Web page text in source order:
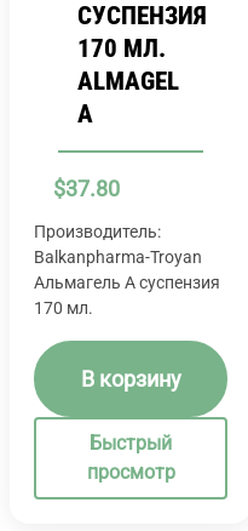
СУСПЕНЗИЯ
170 МЛ.
ALMAGEL
A
$37.80
Производитель:
Balkanpharma-Troyan
Альмагель А суспензия
170 мл.
В корзину
Быстрый
просмотр